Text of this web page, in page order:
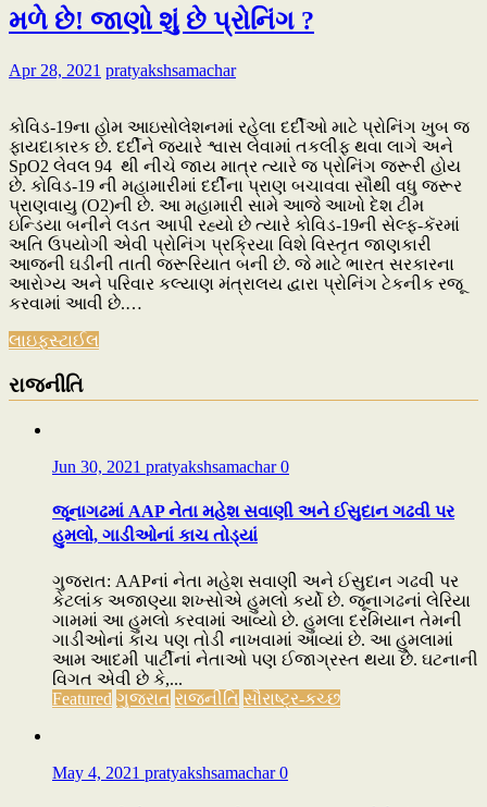
મળે છે! જાણો શું છે પ્રોનિંગ ?
Apr 28, 2021 pratyakshsamachar
કોવિડ-19ના હોમ આઇસોલેશનમાં રહેલા દર્દીઓ માટે પ્રોનિંગ ખુબ જ
ફાયદાકારક છે. દર્દીને જ્યારે શ્વાસ લેવામાં તકલીફ થવા લાગે અને
SpO2 લેવલ 94 થી નીચે જાય માત્ર ત્યારે જ પ્રોનિંગ જરૂરી હોય
છે. કોવિડ-19 ની મહામારીમાં દર્દીના પ્રાણ બચાવવા સૌથી વધુ જરૂર
પ્રાણવાયુ (O2)ની છે. આ મહામારી સામે આજે આખો દેશ ટીમ
ઇન્ડિયા બનીને લડત આપી રહ્યો છે ત્યારે કોવિડ-19ની સેલ્ફ-કૅરમાં
અતિ ઉપયોગી એવી પ્રોનિંગ પ્રક્રિયા વિશે વિસ્તૃત જાણકારી
આજની ઘડીની તાતી જરૂરિયાત બની છે. જે માટે ભારત સરકારના
આરોગ્ય અને પરિવાર કલ્યાણ મંત્રાલય દ્વારા પ્રોનિંગ ટેકનીક રજૂ
કરવામાં આવી છે.…
લાઇફસ્ટાઈલ
રાજનીતિ
Jun 30, 2021 pratyakshsamachar0
જૂનાગઢમાં AAP નેતા મહેશ સવાણી અને ઈસુદાન ગઢવી પર
હુમલો, ગાડીઓનાં કાચ તોડ્યાં
ગુજરાત: AAPનાં નેતા મહેશ સવાણી અને ઈસુદાન ગઢવી પર
કેટલાંક અજાણ્યા શખ્સોએ હુમલો કર્યો છે. જૂનાગઢનાં લેરિયા
ગામમાં આ હુમલો કરવામાં આવ્યો છે. હુમલા દરમિયાન તેમની
ગાડીઓનાં કાચ પણ તોડી નાખવામાં આવ્યાં છે. આ હુમલામાં
આમ આદમી પાર્ટીનાં નેતાઓ પણ ઈજાગ્રસ્ત થયા છે. ઘટનાની
વિગત એવી છે કે,...
Featured ગુજરાત રાજનીતિ સૌરાષ્ટ્ર-કચ્છ
May 4, 2021 pratyakshsamachar0